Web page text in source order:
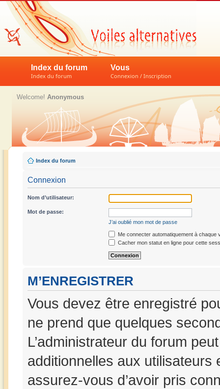
Index du forum
Index du forum
Vous
Connexion / Inscription
Welcome! Anonymous
Index du forum
Connexion
Nom d’utilisateur:
Mot de passe:
J’ai oublié mon mot de passe
Me connecter automatiquement à chaque
Cacher mon statut en ligne pour cette
M’ENREGISTRER
Vous devez être enregistré
ne prend que quelques
L’administrateur du forum
additionnelles aux utilisateurs
assurez-vous d’avoir pris